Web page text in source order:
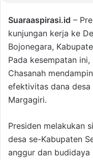
Suaraaspirasi.id –
kunjungan kerja ke
Bojonegara,
Pada kesempatan
Chasanah
efektivitas dana desa
Margagiri.
Presiden melakukan
desa se-Kabupaten
anggur dan